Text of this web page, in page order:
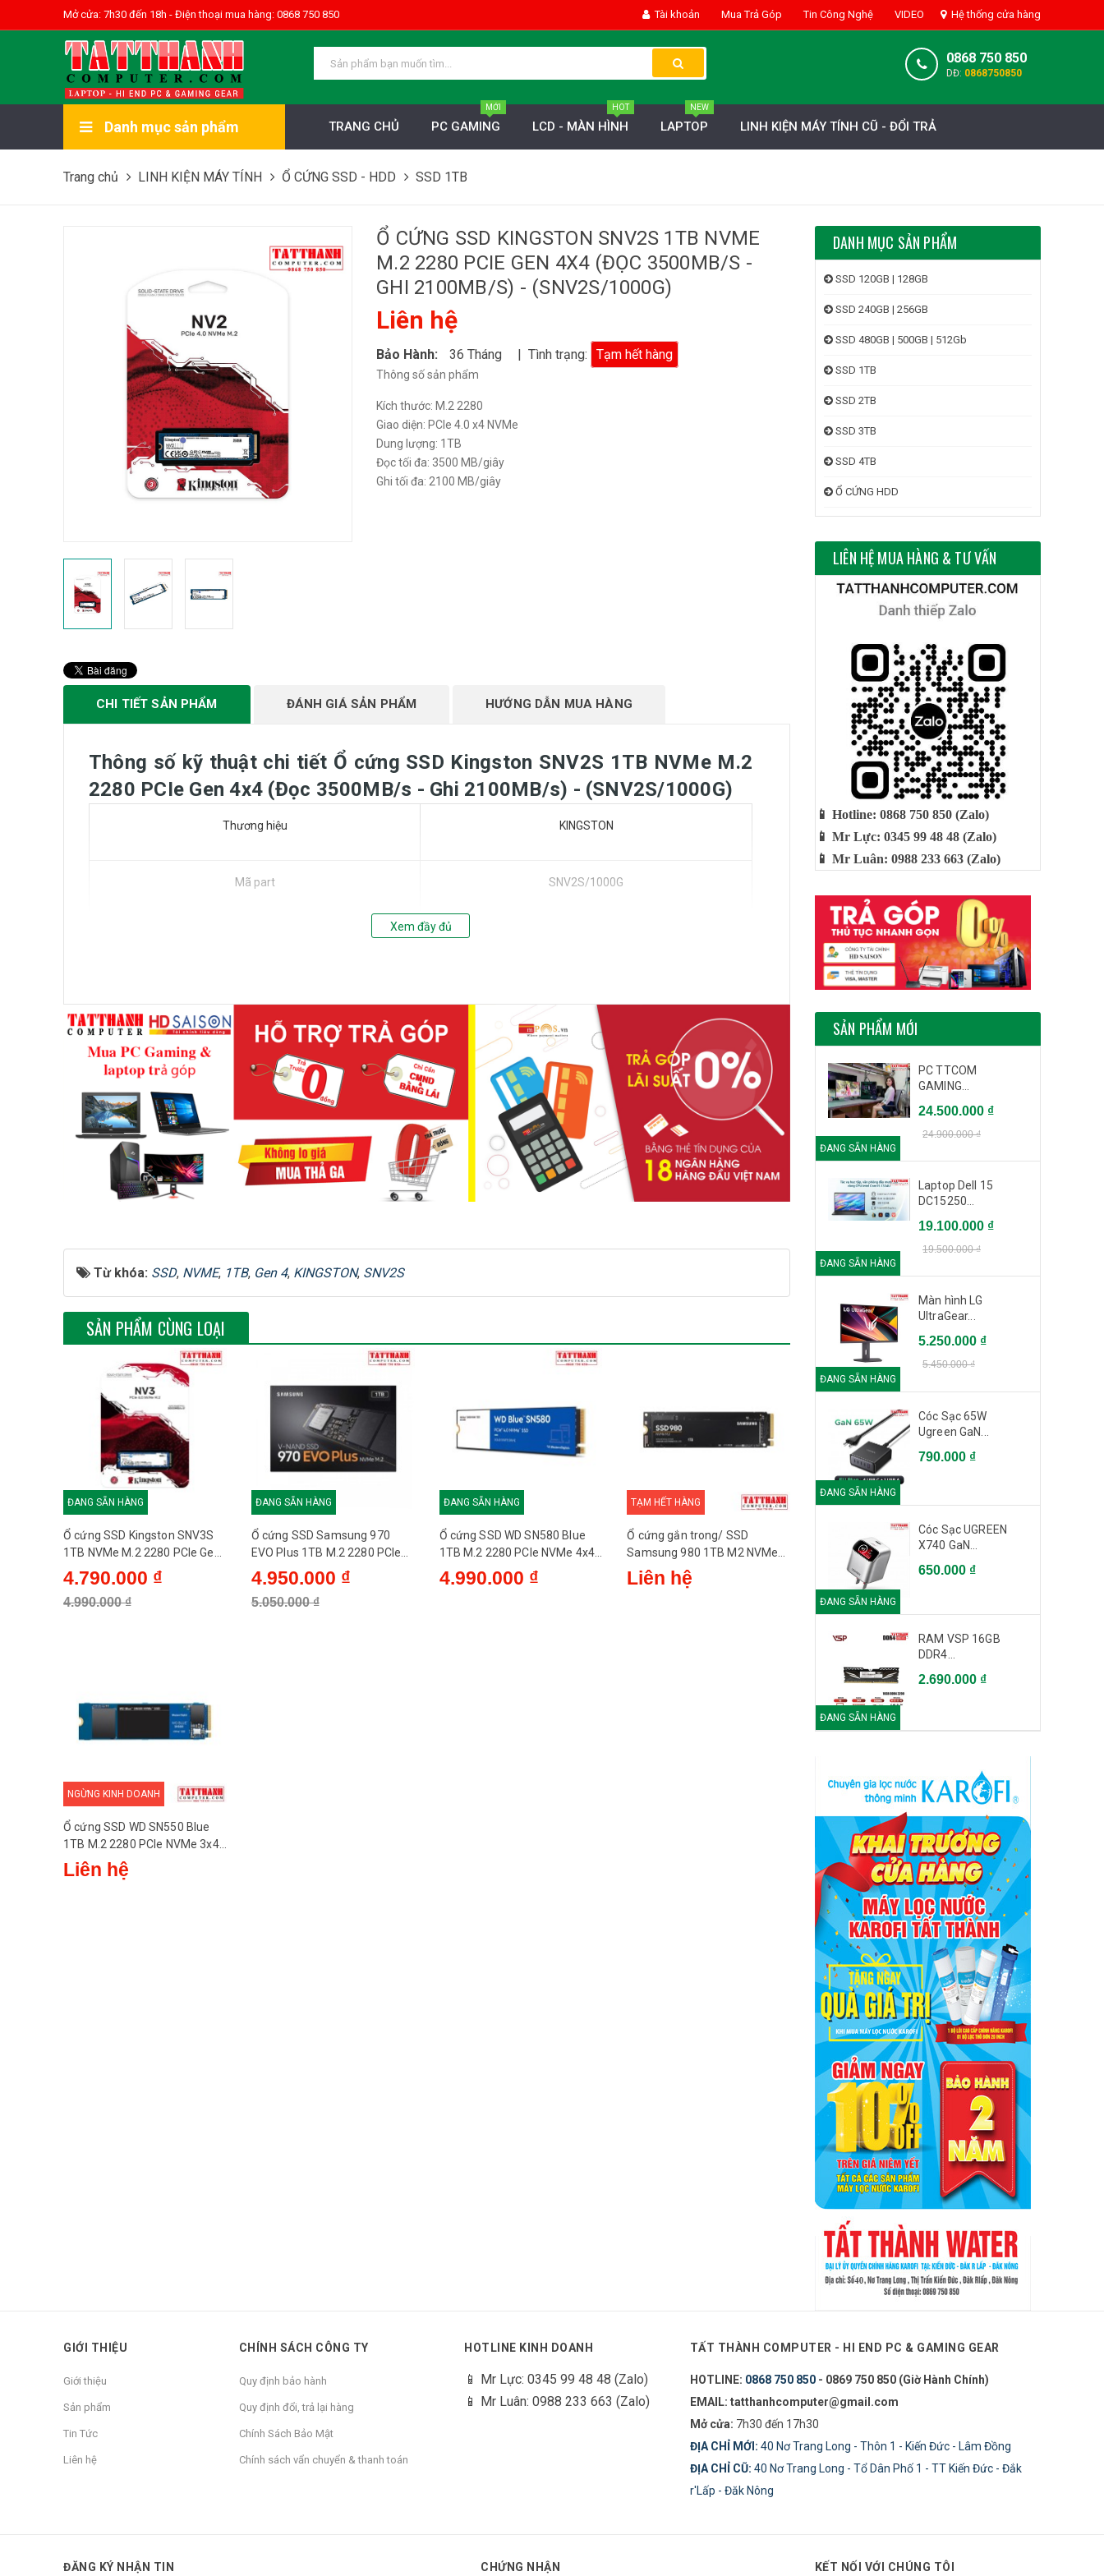
Mở cửa: 7h30 đến 18h - Điện thoại mua hàng: 0868 750 850 Tài khoản Mua Trả Góp Tin Công Nghệ VIDEO Hệ thống cửa hàng
0868 750 850
DĐ: 0868750850
Danh mục sản phẩm TRANG CHỦ PC GAMING
MỚI
LCD - MÀN HÌNH
HOT
LAPTOP
NEW
LINH KIỆN MÁY TÍNH CŨ - ĐỔI TRẢ
Trang chủ LINH KIỆN MÁY TÍNH Ổ CỨNG SSD - HDD SSD 1TB
Ổ CỨNG SSD KINGSTON SNV2S 1TB NVME
M.2 2280 PCIE GEN 4X4 (ĐỌC 3500MB/S -
GHI 2100MB/S) - (SNV2S/1000G)
Liên hệ
Bảo Hành: 36 Tháng | Tình trạng: Tạm hết hàng
Thông số sản phẩm
Kích thước: M.2 2280
Giao diện: PCIe 4.0 x4 NVMe
Dung lượng: 1TB
Đọc tối đa: 3500 MB/giây
Ghi tối đa: 2100 MB/giây
CHI TIẾT SẢN PHẨM ĐÁNH GIÁ SẢN PHẨM HƯỚNG DẪN MUA HÀNG
Thông số kỹ thuật chi tiết Ổ cứng SSD Kingston SNV2S 1TB NVMe M.2
2280 PCIe Gen 4x4 (Đọc 3500MB/s - Ghi 2100MB/s) - (SNV2S/1000G)
Thương hiệu KINGSTON
Mã part SNV2S/1000G
Consumer
CHI TIẾT
Chuẩn kích cỡ M.2 2280
Loại chip nhớ
Tốc độ đọc tối đa Up to 3500 MBps
Tốc độ ghi tối đa
Xem đầy đủ
Từ khóa: SSD, NVME, 1TB, Gen 4, KINGSTON, SNV2S
SẢN PHẨM CÙNG LOẠI
ĐANG SẴN HÀNG
Ổ cứng SSD Kingston SNV3S
1TB NVMe M.2 2280 PCIe Gen
4x4 (Đọc 6000MB/s - Ghi
4000MB/s) - (SNV3S/1000G)
4.790.000 ₫
4.990.000 ₫
ĐANG SẴN HÀNG
Ổ cứng SSD Samsung 970
EVO Plus 1TB M.2 2280 PCIe
NVMe 3x4 (Đọc 3500MB/s -
Ghi 3300MB/s) - (MZ-
V7S1T0BW)
4.950.000 ₫
5.050.000 ₫
ĐANG SẴN HÀNG
Ổ cứng SSD WD SN580 Blue
1TB M.2 2280 PCIe NVMe 4x4
(Đọc 4150MB/s - Ghi
4150MB/s) - (WDS100T3B0E)
4.990.000 ₫
TẠM HẾT HÀNG
Ổ cứng gắn trong/ SSD
Samsung 980 1TB M2 NVMe
(MZ-V8V1T0BW)
Liên hệ
NGỪNG KINH DOANH
Ổ cứng SSD WD SN550 Blue
1TB M.2 2280 PCIe NVMe 3x4
(Đọc 2400MB/s - Ghi
1750MB/s) - (WDS100T2B0C)
Liên hệ
DANH MỤC SẢN PHẨM
SSD 120GB | 128GB
SSD 240GB | 256GB
SSD 480GB | 500GB | 512Gb
SSD 1TB
SSD 2TB
SSD 3TB
SSD 4TB
Ổ CỨNG HDD
LIÊN HỆ MUA HÀNG & TƯ VẤN
📱 Hotline: 0868 750 850 (Zalo)
📱 Mr Lực: 0345 99 48 48 (Zalo)
📱 Mr Luân: 0988 233 663 (Zalo)
SẢN PHẨM MỚI
ĐANG SẴN HÀNG
PC TTCOM
GAMING...
24.500.000 ₫
24.900.000 ₫
ĐANG SẴN HÀNG
Laptop Dell 15
DC15250...
19.100.000 ₫
19.500.000 ₫
ĐANG SẴN HÀNG
Màn hình LG
UltraGear...
5.250.000 ₫
5.450.000 ₫
ĐANG SẴN HÀNG
Cóc Sạc 65W
Ugreen GaN...
790.000 ₫
ĐANG SẴN HÀNG
Cóc Sạc UGREEN
X740 GaN...
650.000 ₫
ĐANG SẴN HÀNG
RAM VSP 16GB
DDR4...
2.690.000 ₫
GIỚI THIỆU
Giới thiệu
Sản phẩm
Tin Tức
Liên hệ
CHÍNH SÁCH CÔNG TY
Quy định bảo hành
Quy định đổi, trả lại hàng
Chính Sách Bảo Mật
Chính sách vẩn chuyển & thanh toán
HOTLINE KINH DOANH
📱 Mr Lực: 0345 99 48 48 (Zalo)
📱 Mr Luân: 0988 233 663 (Zalo)
TẤT THÀNH COMPUTER - HI END PC & GAMING GEAR
HOTLINE: 0868 750 850- 0869 750 850 (Giờ Hành Chính)
EMAIL: tatthanhcomputer@gmail.com
Mở cửa: 7h30 đến 17h30
ĐỊA CHỈ MỚI: 40 Nơ Trang Long - Thôn 1 - Kiến Đức - Lâm Đồng
ĐỊA CHỈ CŨ: 40 Nơ Trang Long - Tổ Dân Phố 1 - TT Kiến Đức - Đắk
r'Lấp - Đăk Nông
ĐĂNG KÝ NHẬN TIN CHỨNG NHẬN KẾT NỐI VỚI CHÚNG TÔI